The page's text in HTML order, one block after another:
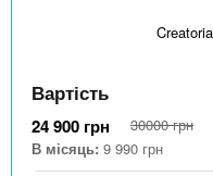
Вартість
24 900 грн 30000 грн
В місяць: 9 990 грн